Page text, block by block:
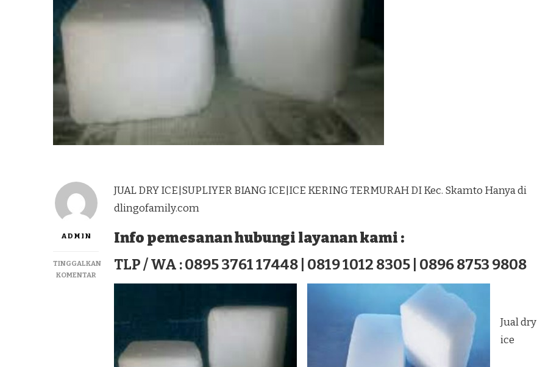
ADMIN
TINGGALKAN
KOMENTARPADA
TERMURAH
JUAL DRY ICE|SUPLIYER BIANG ICE|ICE KERING TERMURAH DI Kec. Skamto Hanya di
dlingofamily.com
Info pemesanan hubungi layanan kami :
TLP / WA : 0895 3761 17448 | 0819 1012 8305 | 0896 8753 9808
Jual dry
ice